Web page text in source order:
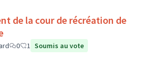
de la cour de récréation de
0 1 Soumis au vote